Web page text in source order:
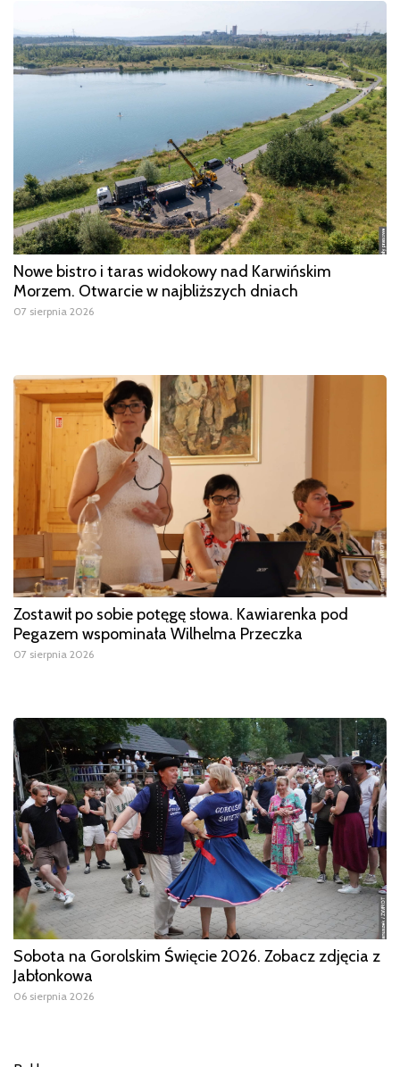
Nowe bistro i taras widokowy nad Karwińskim
Morzem. Otwarcie w najbliższych dniach
07 sierpnia 2026
Zostawił po sobie potęgę słowa. Kawiarenka pod
Pegazem wspominała Wilhelma Przeczka
07 sierpnia 2026
Sobota na Gorolskim Święcie 2026. Zobacz zdjęcia z
Jabłonkowa
06 sierpnia 2026